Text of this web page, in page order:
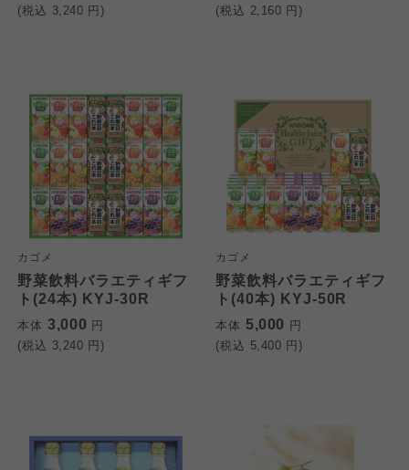
(税込 3,240 円)
(税込 2,160 円)
カゴメ
野菜飲料バラエティギフ
ト(24本) KYJ-30R
本体 3,000 円
(税込 3,240 円)
カゴメ
野菜飲料バラエティギフ
ト(40本) KYJ-50R
本体 5,000 円
(税込 5,400 円)